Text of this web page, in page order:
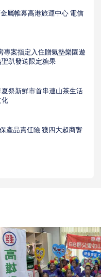
屬帷幕高港旅運中心 電信
專案指定入住贈氣墊樂園遊
趴發送限定糖果
祭新鮮市首串連山茶生活
化
產品責任險 獲四大超商響